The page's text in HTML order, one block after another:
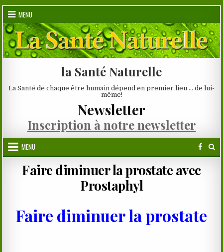
Skip
content
MENU
la Santé Naturelle
La Santé de chaque être humain dépend en premier lieu … de lui-
même!
Newsletter
Inscription à notre newsletter
MENU
Faire diminuer la prostate avec
Prostaphyl
Faire diminuer la prostate